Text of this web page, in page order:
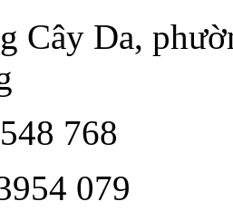
Cây Da,
768
079